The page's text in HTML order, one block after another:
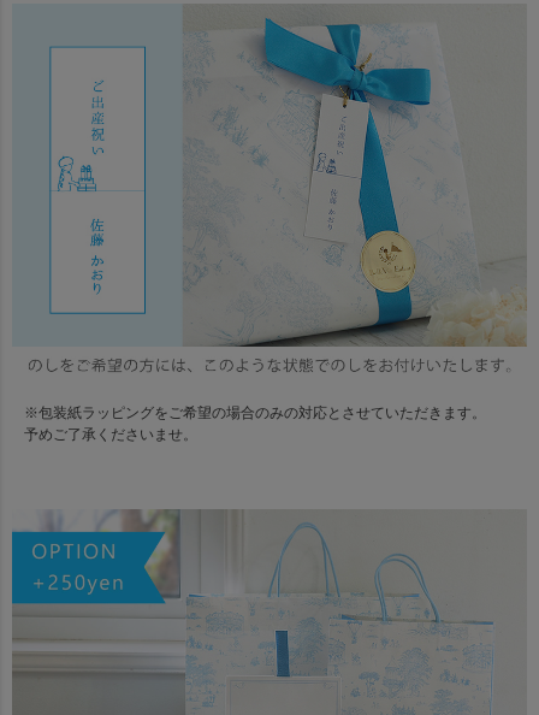
※包装紙ラッピングをご希望の場合のみの対応とさせていただきます。
予めご了承くださいませ。